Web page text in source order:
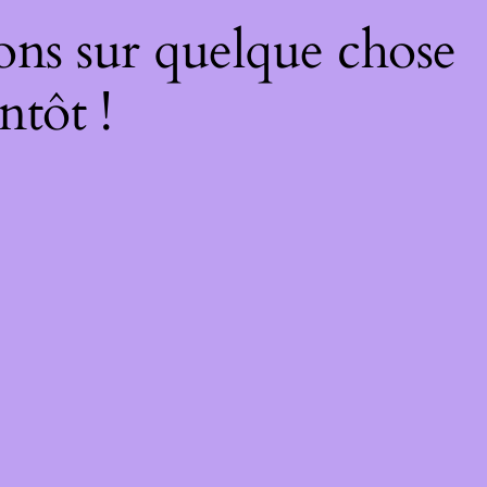
sur quelque chose
!